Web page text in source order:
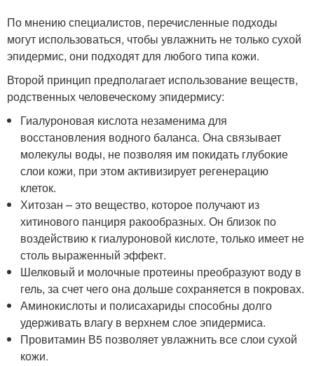
По мнению специалистов, перечисленные подходы
могут использоваться, чтобы увлажнить не только сухой
эпидермис, они подходят для любого типа кожи.
Второй принцип предполагает использование веществ,
родственных человеческому эпидермису:
Гиалуроновая кислота незаменима для
восстановления водного баланса. Она связывает
молекулы воды, не позволяя им покидать глубокие
слои кожи, при этом активизирует регенерацию
клеток.
Хитозан – это вещество, которое получают из
хитинового панциря ракообразных. Он близок по
воздействию к гиалуроновой кислоте, только имеет не
столь выраженный эффект.
Шелковый и молочные протеины преобразуют воду в
гель, за счет чего она дольше сохраняется в покровах.
Аминокислоты и полисахариды способны долго
удерживать влагу в верхнем слое эпидермиса.
Провитамин В5 позволяет увлажнить все слои сухой
кожи.